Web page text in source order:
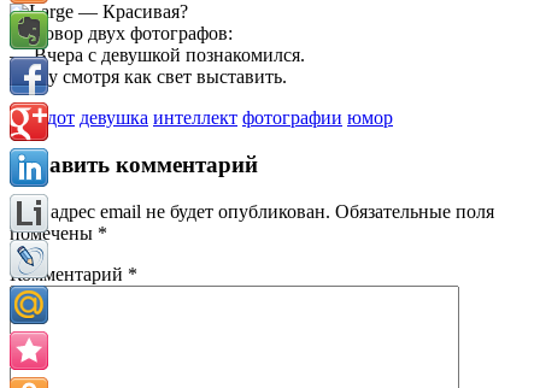
— Красивая?
Разговор двух фотографов:
— Вчера с девушкой познакомился.
— Ну смотря как свет выставить.
анекдот девушка интеллект фотографии юмор
Добавить комментарий
Ваш адрес email не будет опубликован. Обязательные поля
помечены *
Комментарий *